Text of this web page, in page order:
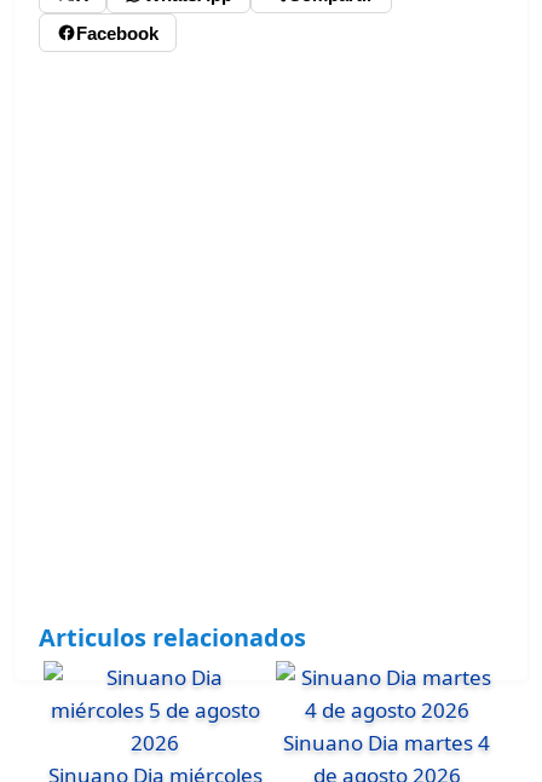
Facebook
Articulos relacionados
Sinuano Dia miércoles
Sinuano Dia martes 4
de agosto 2026